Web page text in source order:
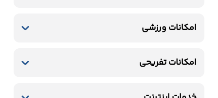
امکانات ورزشی
ورزش های آبی (غیر موتوری)
باشگاه بدنسازی
امکانات تفریحی
بیلیارد